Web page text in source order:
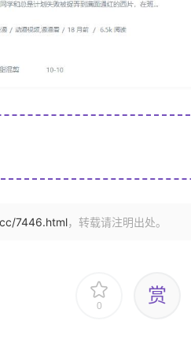
7446.html，转载请注明出处。
0 赏